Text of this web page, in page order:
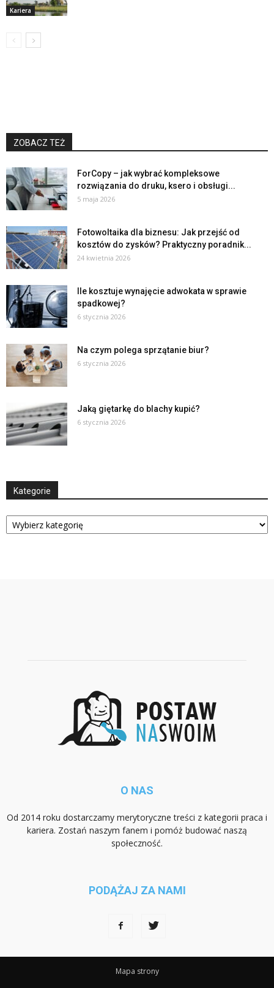
Kariera
ZOBACZ TEŻ
ForCopy – jak wybrać kompleksowe
rozwiązania do druku, ksero i obsługi...
5 maja 2026
Fotowoltaika dla biznesu: Jak przejść od
kosztów do zysków? Praktyczny poradnik...
24 kwietnia 2026
Ile kosztuje wynajęcie adwokata w sprawie
spadkowej?
6 stycznia 2026
Na czym polega sprzątanie biur?
6 stycznia 2026
Jaką giętarkę do blachy kupić?
6 stycznia 2026
Kategorie
Kategorie
O NAS
Od 2014 roku dostarczamy merytoryczne treści z kategorii praca i
kariera. Zostań naszym fanem i pomóż budować naszą
społeczność.
PODĄŻAJ ZA NAMI
Mapa strony